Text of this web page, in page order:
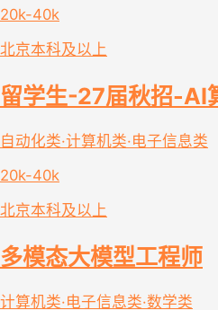
20k-40k
北京本科及以上
留学生-27届秋招-AI
自动化类·计算机类·电子信息类
20k-40k
北京本科及以上
多模态大模型工程师
计算机类·电子信息类·数学类